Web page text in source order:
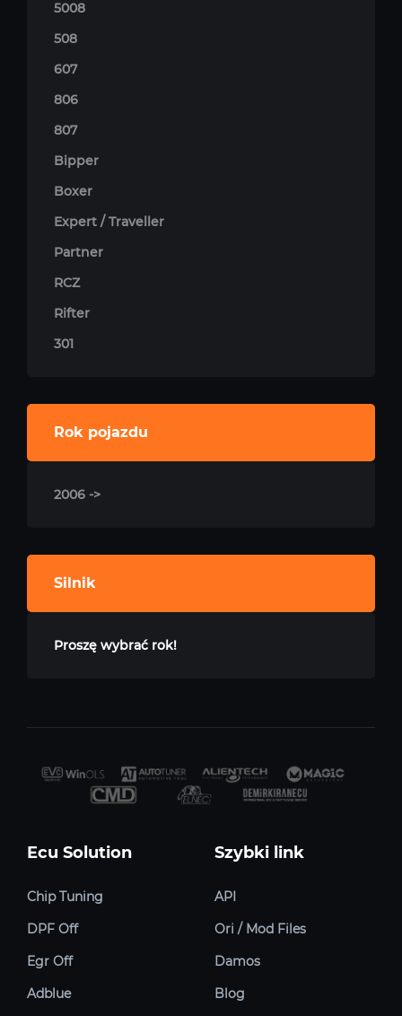
5008
508
607
806
807
Bipper
Boxer
Expert / Traveller
Partner
RCZ
Rifter
301
Rok pojazdu
2006 ->
Silnik
Proszę wybrać rok!
Ecu Solution
Chip Tuning
DPF Off
Egr Off
Adblue
Szybki link
API
Ori / Mod Files
Damos
Blog